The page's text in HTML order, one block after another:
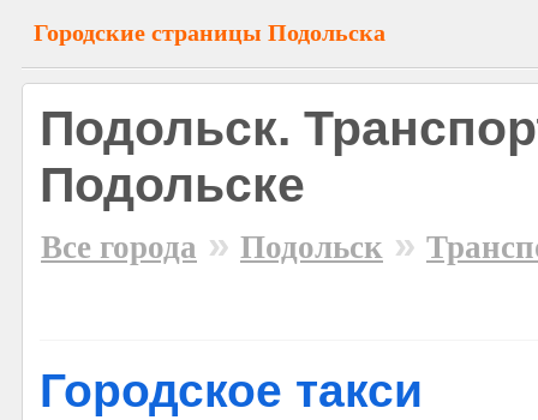
Городские страницы Подольска
Подольск.
Подольске
Все города » Подольск »
Городское такси